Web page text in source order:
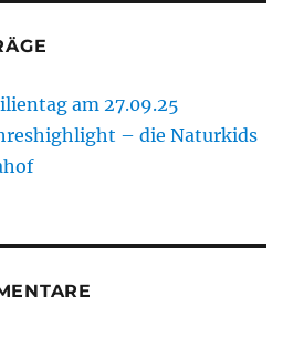
am 27.09.25
– die Naturkids